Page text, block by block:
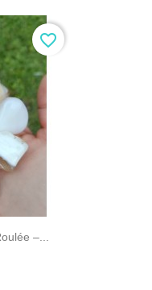
–...
favorite_border